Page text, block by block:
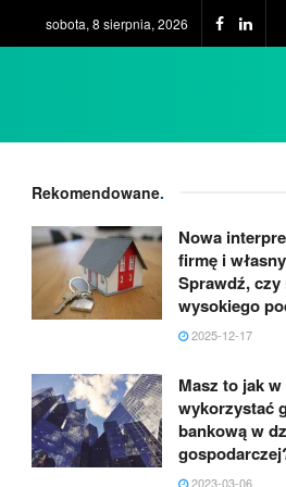
sobota, 8 sierpnia, 2026
Rekomendowane.
Nowa
firmę i
Sprawdź, czy
wysokiego
2025-12-17
Masz to jak
wykorzystać
bankową w
2023-03-06